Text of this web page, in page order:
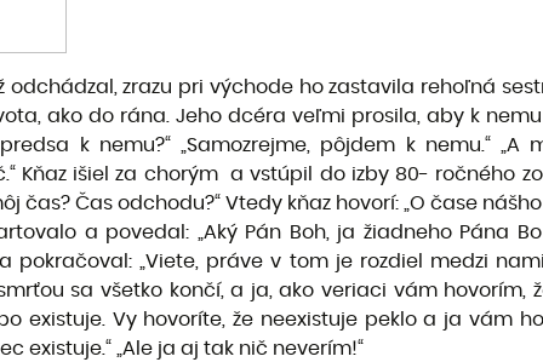
odchádzal, zrazu pri východe ho zastavila rehoľná
ako do rána. Jeho dcéra veľmi prosila, aby k
k nemu?“ „Samozrejme, pôjdem k nemu.“ „A
Kňaz išiel za chorým a vstúpil do izby 80- ročného
čas? Čas odchodu?“ Vtedy kňaz hovorí: „O čase
a povedal: „Aký Pán Boh, ja žiadneho Pána
pokračoval: „Viete, práve v tom je rozdiel medzi
sa všetko končí, a ja, ako veriaci vám hovorím,
existuje. Vy hovoríte, že neexistuje peklo a ja vám
existuje.“ „Ale ja aj tak nič neverím!“